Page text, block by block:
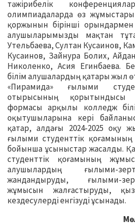
тәжірибелік
олимпиадаларда өз
қоржынын бірінші
алушыларымызды мақтан
Утельбаева, Султан Кусаинов,
Кусаинов, Зайнура Болих,
Николенко, Асия Егинбаева.
білім алушалардың қатары жыл
«Пирамида» ғылыми
отырысының қорытындысы
формасы арқылы колледж
оқытушыларына кері
қатар, алдағы 2024-2025 оқу
ғылыми студенттік
бойынша ұсыныстар жасалды.
студенттік қоғамының
алушылардың ғылыми-
жандандыруды, ғылыми-
жұмысын жалғастыруды,
кездесулерді енгізуді ұсынады.